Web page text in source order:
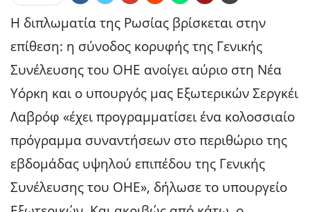
Η διπλωματία της Ρωσίας βρίσκεται στην
επίθεση: η σύνοδος κορυφής της Γενικής
Συνέλευσης του ΟΗΕ ανοίγει αύριο στη Νέα
Υόρκη και ο υπουργός μας Εξωτερικών Σεργκέι
Λαβρόφ «έχει προγραμματίσει ένα κολοσσιαίο
πρόγραμμα συναντήσεων στο περιθώριο της
εβδομάδας υψηλού επιπέδου της Γενικής
Συνέλευσης του ΟΗΕ», δήλωσε το υπουργείο